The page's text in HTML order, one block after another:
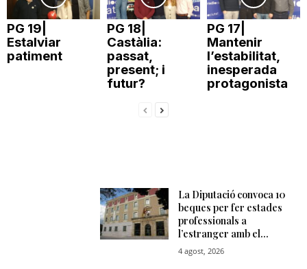
PG 19|
Estalviar
patiment
PG 18|
Castàlia:
passat,
present; i
futur?
PG 17|
Mantenir
l’estabilitat,
inesperada
protagonista